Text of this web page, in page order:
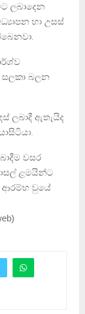
ලබාදෙන
හා උසස්
බලන
ලබාදී ඇතැයිද
වසර
ළමයින්ට
ආරම්භ වුයේ
)